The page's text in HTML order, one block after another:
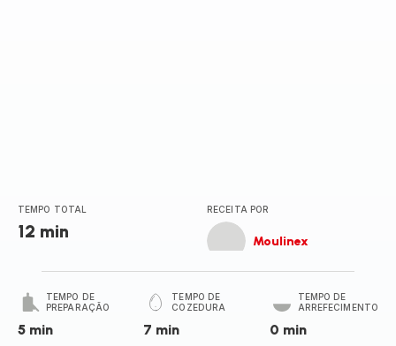
TEMPO TOTAL
12 min
RECEITA POR
Moulinex
TEMPO DE
PREPARAÇÃO
5 min
TEMPO DE
COZEDURA
7 min
TEMPO DE
ARREFECIMENTO
0 min